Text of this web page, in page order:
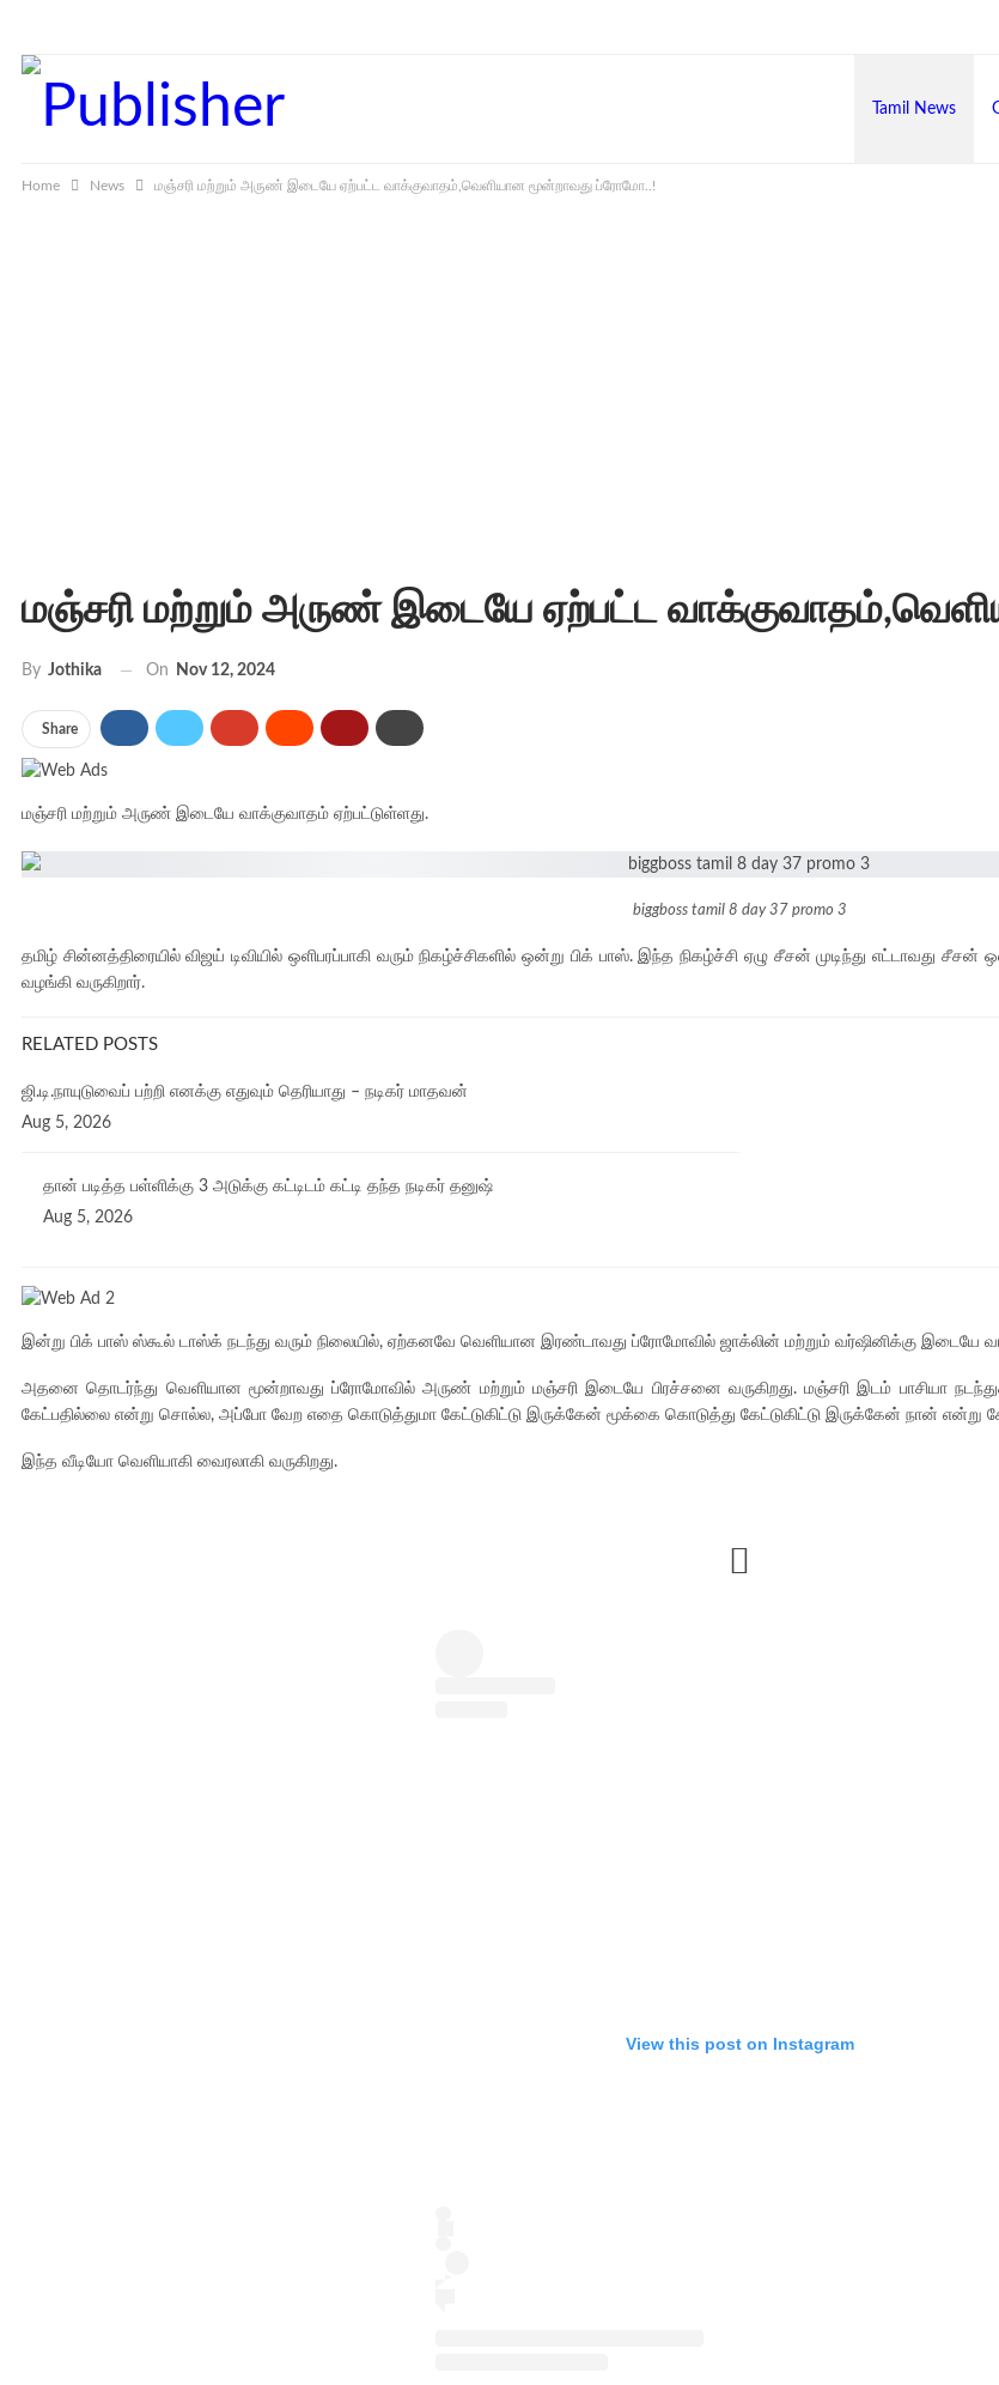
Tamil News
Home News மஞ்சரி மற்றும் அருண் இடையே ஏற்பட்ட வாக்குவாதம்,வெளியான மூன்றாவது ப்ரோமோ..!
மஞ்சரி மற்றும் அருண் இடையே ஏற்பட்ட
By Jothika On Nov 12, 2024
Share
மஞ்சரி மற்றும் அருண் இடையே வாக்குவாதம் ஏற்பட்டுள்ளது.
biggboss tamil 8 day 37 promo 3
தமிழ் சின்னத்திரையில் விஜய் டிவியில் ஒளிபரப்பாகி வரும் நிகழ்ச்சிகளில் ஒன்று பிக் பாஸ். இந்த நிகழ்ச்சி ஏழு சீசன் முடிந்து எட்டாவது சீசன்
வழங்கி வருகிறார்.
RELATED POSTS
ஜி.டி.நாயுடுவைப் பற்றி எனக்கு எதுவும் தெரியாது – நடிகர் மாதவன்
Aug 5, 2026
தான் படித்த பள்ளிக்கு 3 அடுக்கு கட்டிடம் கட்டி தந்த நடிகர் தனுஷ்
Aug 5, 2026
இன்று பிக் பாஸ் ஸ்கூல் டாஸ்க் நடந்து வரும் நிலையில், ஏற்கனவே வெளியான இரண்டாவது ப்ரோமோவில் ஜாக்லின் மற்றும் வர்ஷினிக்கு இடையே
அதனை தொடர்ந்து வெளியான மூன்றாவது ப்ரோமோவில் அருண் மற்றும் மஞ்சரி இடையே பிரச்சனை வருகிறது. மஞ்சரி இடம் பாசியா
கேட்பதில்லை என்று சொல்ல, அப்போ வேற எதை கொடுத்துமா கேட்டுகிட்டு இருக்கேன் மூக்கை கொடுத்து கேட்டுகிட்டு இருக்கேன் நான் என்று
இந்த வீடியோ வெளியாகி வைரலாகி வருகிறது.
View this post on Instagram